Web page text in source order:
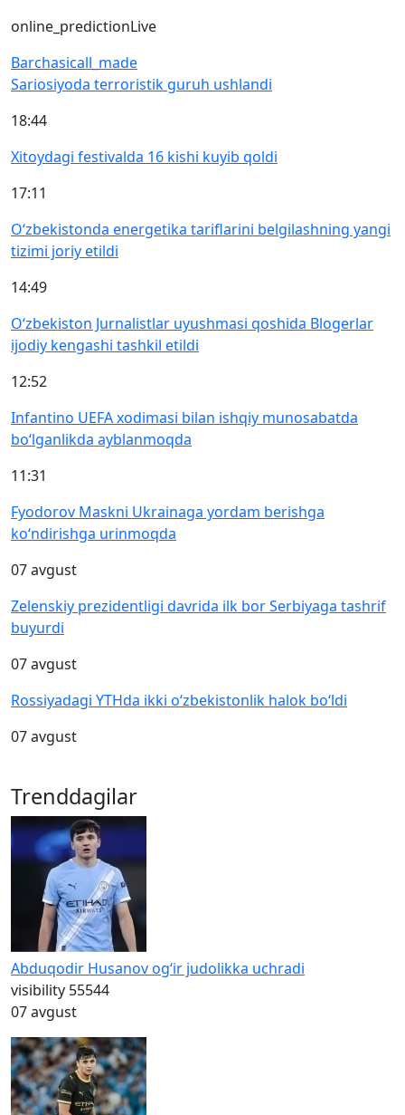
online_predictionLive
Barchasicall_made
Sariosiyoda terroristik guruh ushlandi
18:44
Xitoydagi festivalda 16 kishi kuyib qoldi
17:11
O‘zbekistonda energetika tariflarini belgilashning yangi
tizimi joriy etildi
14:49
O‘zbekiston Jurnalistlar uyushmasi qoshida Blogerlar
ijodiy kengashi tashkil etildi
12:52
Infantino UEFA xodimasi bilan ishqiy munosabatda
bo‘lganlikda ayblanmoqda
11:31
Fyodorov Maskni Ukrainaga yordam berishga
ko‘ndirishga urinmoqda
07 avgust
Zelenskiy prezidentligi davrida ilk bor Serbiyaga tashrif
buyurdi
07 avgust
Rossiyadagi YTHda ikki o‘zbekistonlik halok bo‘ldi
07 avgust
Trenddagilar
Abduqodir Husanov og‘ir judolikka uchradi
visibility 55544
07 avgust